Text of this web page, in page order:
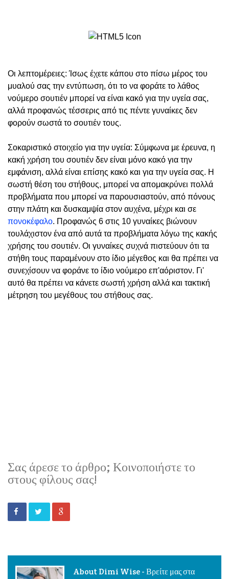
Οι λεπτομέρειες: Ίσως έχετε κάπου στο πίσω μέρος του
μυαλού σας την εντύπωση, ότι το να φοράτε το λάθος
νούμερο σουτιέν μπορεί να είναι κακό για την υγεία σας,
αλλά προφανώς τέσσερις από τις πέντε γυναίκες δεν
φορούν σωστά το σουτιέν τους.
Σοκαριστικό στοιχείο για την υγεία: Σύμφωνα με έρευνα, η
κακή χρήση του σουτιέν δεν είναι μόνο κακό για την
εμφάνιση, αλλά είναι επίσης κακό και για την υγεία σας. Η
σωστή θέση του στήθους, μπορεί να απομακρύνει πολλά
προβλήματα που μπορεί να παρουσιαστούν, από πόνους
στην πλάτη και δυσκαμψία στον αυχένα, μέχρι και σε
πονοκέφαλο. Προφανώς 6 στις 10 γυναίκες βιώνουν
τουλάχιστον ένα από αυτά τα προβλήματα λόγω της κακής
χρήσης του σουτιέν. Οι γυναίκες συχνά πιστεύουν ότι τα
στήθη τους παραμένουν στο ίδιο μέγεθος και θα πρέπει να
συνεχίσουν να φοράνε το ίδιο νούμερο επ'αόριστον. Γι'
αυτό θα πρέπει να κάνετε σωστή χρήση αλλά και τακτική
μέτρηση του μεγέθους του στήθους σας.
Σας άρεσε το άρθρο; Κοινοποιήστε το
στους φίλους σας!
About Dimi Wise - Βρείτε μας στα